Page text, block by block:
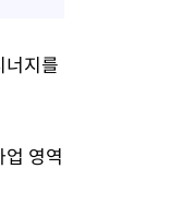
너지를
영역